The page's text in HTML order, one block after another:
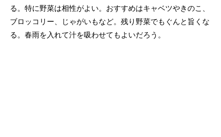
る。特に野菜は相性がよい。おすすめはキャベツやきのこ、
ブロッコリー、じゃがいもなど。残り野菜でもぐんと旨くな
る。春雨を入れて汁を吸わせてもよいだろう。